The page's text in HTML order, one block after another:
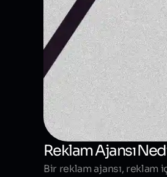
Reklam Ajansı
Bir reklam ajansı, reklam